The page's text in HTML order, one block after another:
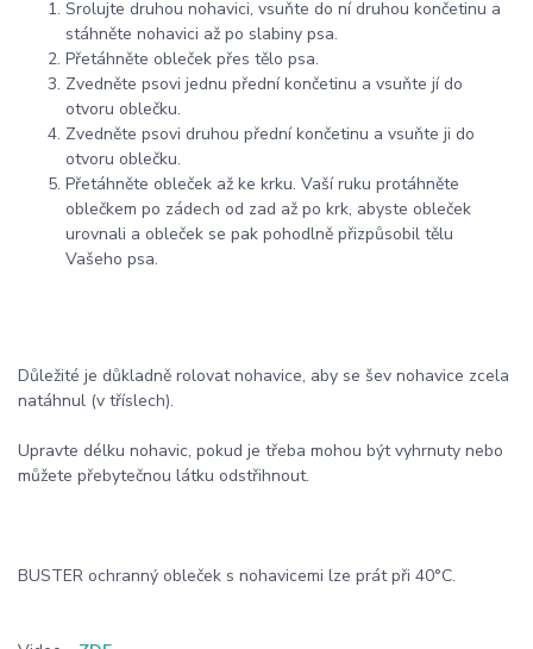
Srolujte druhou nohavici, vsuňte do ní druhou končetinu a
stáhněte nohavici až po slabiny psa.
Přetáhněte obleček přes tělo psa.
Zvedněte psovi jednu přední končetinu a vsuňte jí do
otvoru oblečku.
Zvedněte psovi druhou přední končetinu a vsuňte ji do
otvoru oblečku.
Přetáhněte obleček až ke krku. Vaší ruku protáhněte
oblečkem po zádech od zad až po krk, abyste obleček
urovnali a obleček se pak pohodlně přizpůsobil tělu
Vašeho psa.
Důležité je důkladně rolovat nohavice, aby se šev nohavice zcela
natáhnul (v tříslech).
Upravte délku nohavic, pokud je třeba mohou být vyhrnuty nebo
můžete přebytečnou látku odstřihnout.
BUSTER ochranný obleček s nohavicemi lze prát při 40°C.